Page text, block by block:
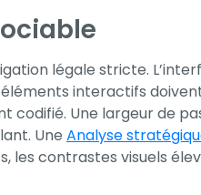
légale stricte.
interactifs
codifié. Une largeur de
Une Analyse
contrastes visuels